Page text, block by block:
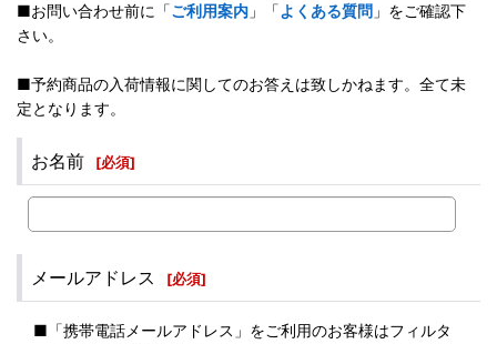
■お問い合わせ前に「ご利用案内 」「よくある質問 」をご確認下
さい。
■予約商品の入荷情報に関してのお答えは致しかねます。全て未
定となります。
お名前 [必須]
メールアドレス [必須]
■「携帯電話メールアドレス」をご利用のお客様はフィルタ